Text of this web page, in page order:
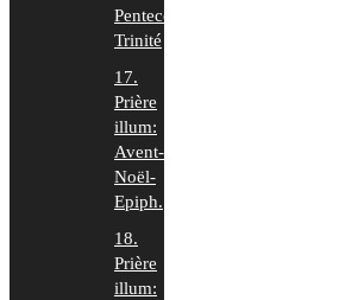
Pentecôte-
Trinité
17.
Prière
illum:
Avent-
Noël-
Epiph.
18.
Prière
illum: